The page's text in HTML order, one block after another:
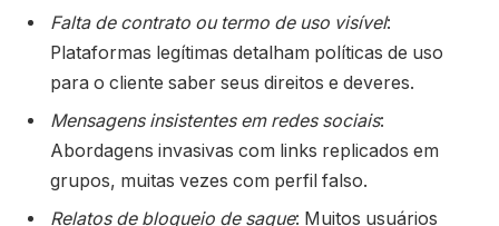
Falta de contrato ou termo de uso visível:
Plataformas legítimas detalham políticas de uso
para o cliente saber seus direitos e deveres.
Mensagens insistentes em redes sociais:
Abordagens invasivas com links replicados em
grupos, muitas vezes com perfil falso.
Relatos de bloqueio de saque: Muitos usuários